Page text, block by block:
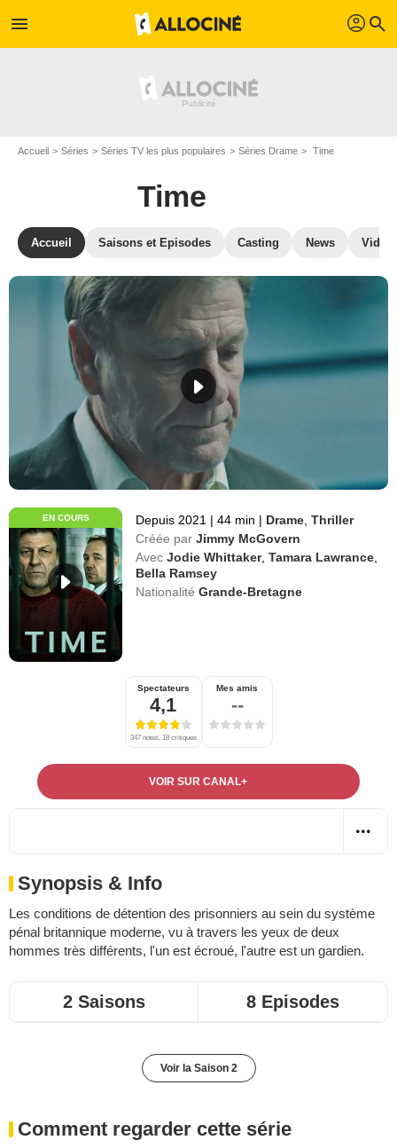
menu profil search
Accueil Séries Séries TV les plus populaires Séries Drame Time
Time
Accueil Saisons et Episodes Casting News
EN COURS Depuis 2021 | 44 min | Drame ,Thriller
Créée par Jimmy McGovern
Avec Jodie Whittaker,Tamara Lawrance
Bella Ramsey
Nationalité Grande-Bretagne
Spectateurs
4,1
347 notes, 18 critiques
Mes amis
--
VOIR SUR CANAL+
Synopsis & Info
Les conditions de détention des prisonniers au sein du système
pénal britannique moderne, vu à travers les yeux de deux
hommes très différents, l'un est écroué, l'autre est un gardien.
2 Saisons 8 Episodes
Voir la Saison 2
Comment regarder cette série